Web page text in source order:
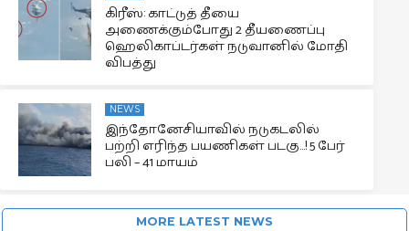
கிரீஸ்: காட்டுத் தீயை
அணைக்கும்போது 2 தீயணைப்பு
ஹெலிகாப்டர்கள் நடுவானில் மோதி
விபத்து
NEWS
இந்தோனேசியாவில் நடுகடலில்
பற்றி எரிந்த பயணிகள் படகு…! 5 பேர்
பலி – 41 மாயம்
MORE LATEST NEWS